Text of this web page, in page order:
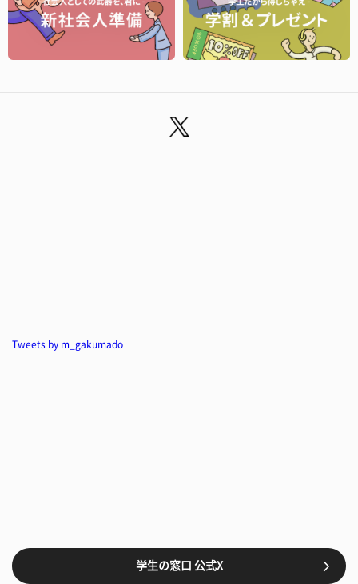
Tweets by m_gakumado
学生の窓口 公式X